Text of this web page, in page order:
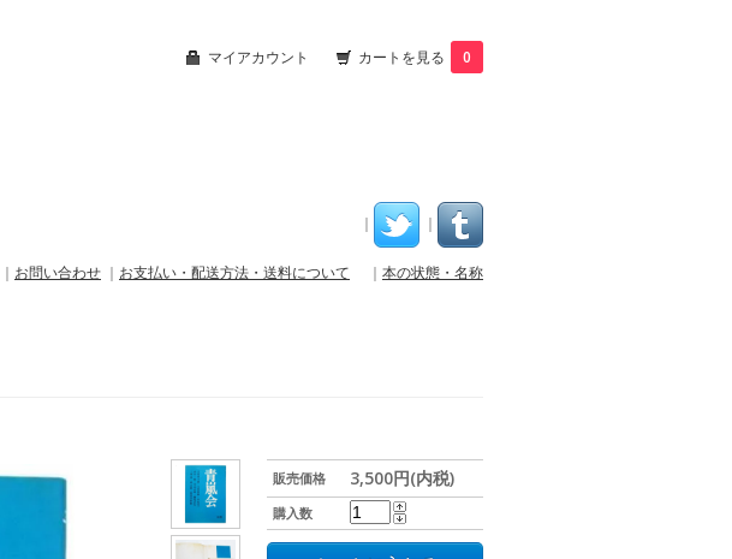
マイアカウント カートを見る 0
｜ ｜
｜ お問い合わせ ｜ お支払い・配送方法・送料について ｜ 本の状態・名称
販売価格 3,500円(内税)
購入数